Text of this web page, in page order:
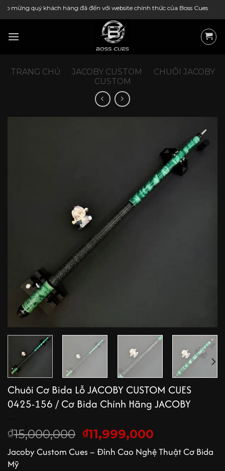
Bỏ
qua
nội
dung
quý khách hàng đã đến với website chính thức của Boss Cues
TRANG CHỦ JACOBY CUSTOM
CHUÔI JACOBY
CUSTOM
Chuôi Cơ Bida Lỗ JACOBY CUSTOM CUES
0425-156 / Cơ Bida Chính Hãng JACOBY
₫15,000,000 Giá
gốc
là:
₫11,999,000
hiện
tại
Jacoby Custom Cues – Đỉnh Cao Nghệ Thuật Cơ Bida
Mỹ